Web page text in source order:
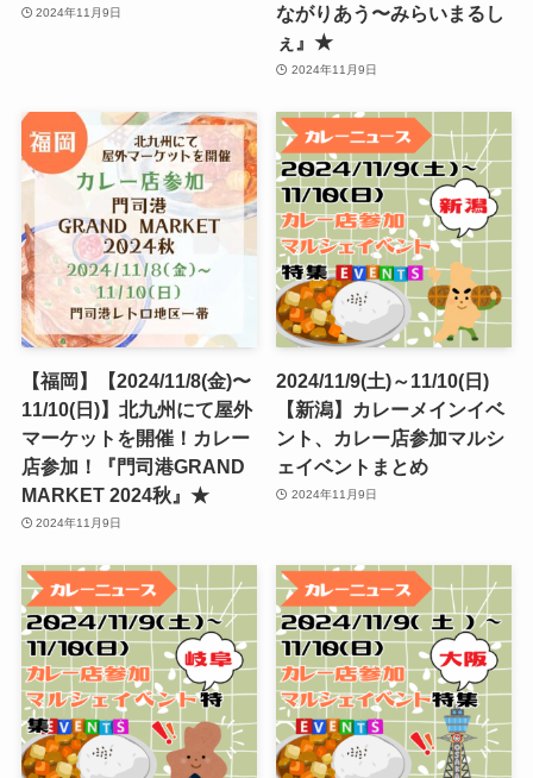
2024年11月9日
ながりあう〜みらいまるし
ぇ』★
2024年11月9日
【福岡】【2024/11/8(金)〜
11/10(日)】北九州にて屋外
マーケットを開催！カレー
店参加！『門司港GRAND
MARKET 2024秋』★
2024年11月9日
2024/11/9(土)～11/10(日)
【新潟】カレーメインイベ
ント、カレー店参加マルシ
ェイベントまとめ
2024年11月9日